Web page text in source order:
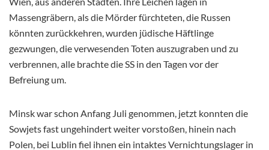
Massengräbern, als die Mörder fürchteten, die Russen
könnten zurückkehren, wurden jüdische Häftlinge
gezwungen, die verwesenden Toten auszugraben und zu
verbrennen, alle brachte die SS in den Tagen vor der
Befreiung um.
Minsk war schon Anfang Juli genommen, jetzt konnten die
Sowjets fast ungehindert weiter vorstoßen, hinein nach
Polen, bei Lublin fiel ihnen ein intaktes Vernichtungslager in